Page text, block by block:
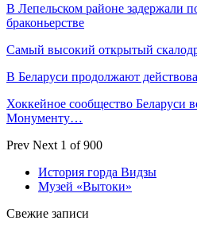
В Лепельском районе задержали
браконьерстве
Самый высокий открытый
В Беларуси продолжают
Хоккейное сообщество Беларуси
Монументу…
Prev Next 1 of 900
История горда Видзы
Музей «Вытоки»
Свежие записи